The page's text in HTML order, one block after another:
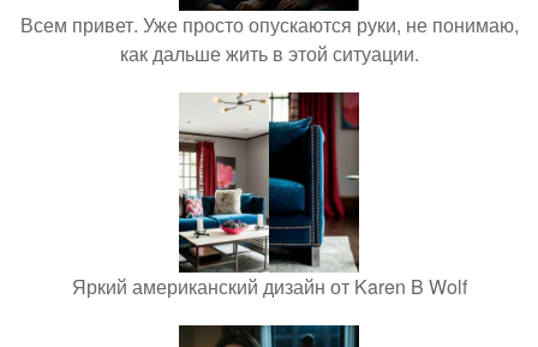
Всем привет. Уже просто опускаются руки, не понимаю,
как дальше жить в этой ситуации.
Яркий американский дизайн от Karen B Wolf